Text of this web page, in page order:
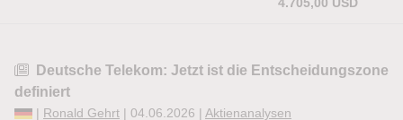
Deutsche Telekom: Jetzt ist die Entscheidungszone
definiert
| Ronald Gehrt | 04.06.2026 | Aktienanalysen